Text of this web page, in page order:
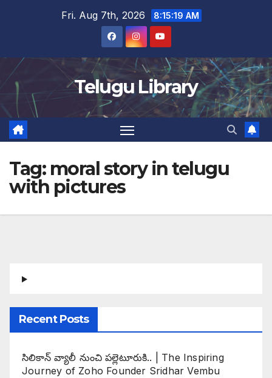
Fri. Aug 7th, 2026 8:15:20 AM
Telugu Library
Tag: moral story in telugu
with pictures
Recent Posts
సిలికాన్ వ్యాలీ నుంచి పల్లెటూరుకి.. | The Inspiring
Journey of Zoho Founder Sridhar Vembu